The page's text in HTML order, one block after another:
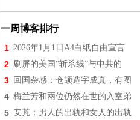
一周博客排行
1 2026年1月1日A4白纸自由宣言
2 刷屏的美国“斩杀线”与中共的
3 回国杂感：仓颉造字成真，有图
4 梅兰芳和兩位仍然在世的入室弟
5 安芃：男人的出轨和女人的出轨